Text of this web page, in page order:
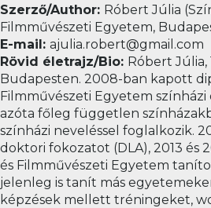
IMPRESSZUM
SZERZŐINKNEK
FOR AUTHORS
PEER REVIEW
Szerző/Author: Róbert Júlia
Filmművészeti Egyetem,
E-mail: ajulia.robert@gmail.com
Rövid életrajz/Bio: Róbert
Budapesten. 2008-ban kapott
Filmművészeti Egyetem
azóta főleg független
színházi neveléssel foglalkozik.
doktori fokozatot (DLA), 2013 és
és Filmművészeti Egyetem
jelenleg is tanít más
képzések mellett tréningeket,